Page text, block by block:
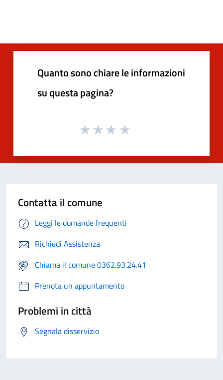
Quanto sono chiare le informazioni
su questa pagina?
Contatta il comune
Leggi le domande frequenti
Richiedi Assistenza
Chiama il comune 0362.93.24.41
Prenota un appuntamento
Problemi in città
Segnala disservizio